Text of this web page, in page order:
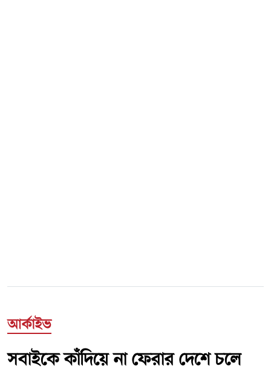
আর্কাইভ
সবাইকে কাঁদিয়ে না ফেরার দেশে চলে